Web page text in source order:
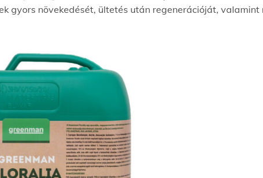
gyors növekedését, ültetés után regenerációját,